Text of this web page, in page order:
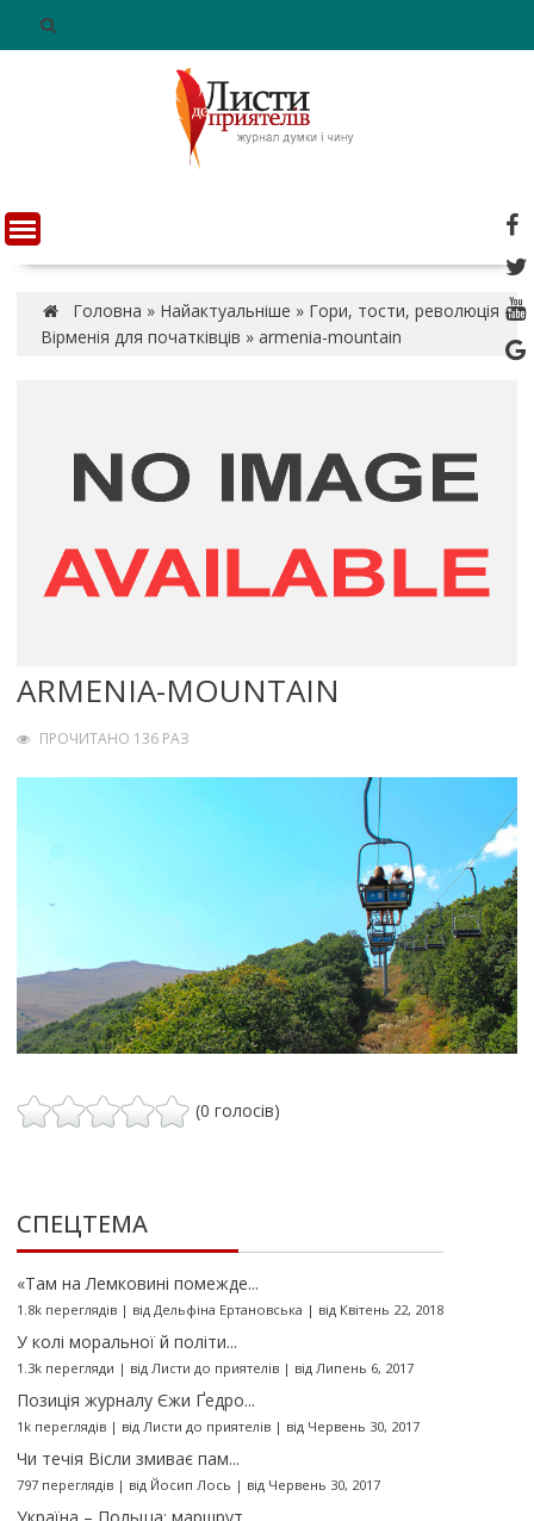
n
t
Головна » Найактуальніше » Гори, тости, революція –
Вірменія для початківців » armenia-mountain
ARMENIA-MOUNTAIN
ПРОЧИТАНО 136 РАЗ
(0 голосів)
СПЕЦТЕМА
«Там на Лемковині помежде...
1.8k переглядів| від Дельфіна Ертановська | від Квітень 22, 2018
У колі моральної й політи...
1.3k перегляди | від Листи до приятелів| від Липень 6, 2017
Позиція журналу Єжи Ґедро...
1k переглядів| від Листи до приятелів| від Червень 30, 2017
Чи течія Вісли змиває пам...
797 переглядів| від Йосип Лось | від Червень 30, 2017